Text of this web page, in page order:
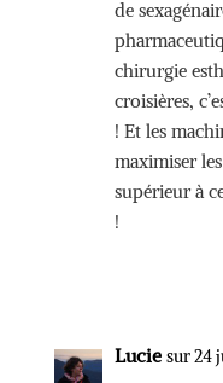
de
chirurgie
croisières,
! Et les
maximiser
supérieur à
!
Lucie sur 24